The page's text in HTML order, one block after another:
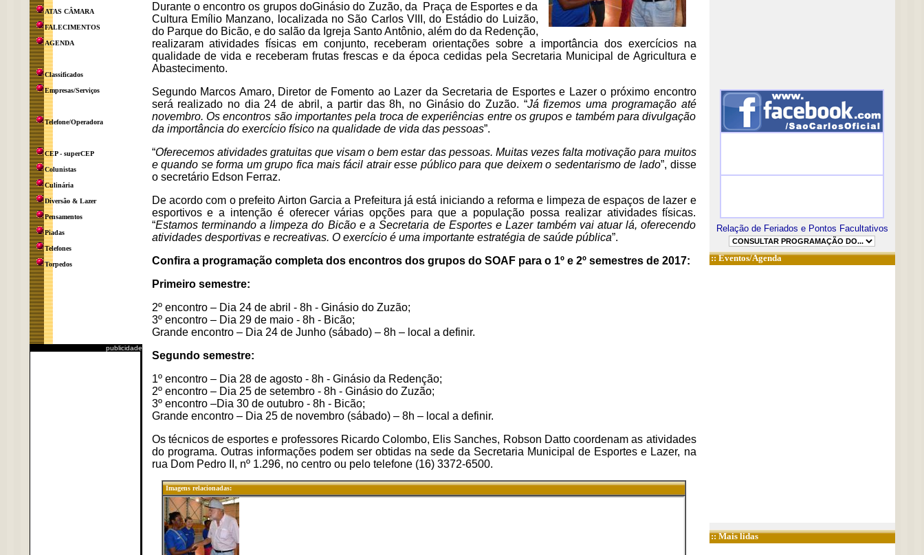
ATAS CÂMARA
FALECIMENTOS
AGENDA
Classificados
Empresas/Serviços
Telefone/Operadora
CEP - superCEP
Colunistas
Culinária
Diversão & Lazer
Pensamentos
Piadas
Telefones
Torpedos
publicidade
Durante o encontro os grupos doGinásio do Zuzão, da Praça de Esportes e da
Cultura Emílio Manzano, localizada no São Carlos VIII, do Estádio do Luizão,
do Parque do Bicão, e do salão da Igreja Santo Antônio, além do da Redenção,
realizaram atividades físicas em conjunto, receberam orientações sobre a importância dos exercícios na
qualidade de vida e receberam frutas frescas e da época cedidas pela Secretaria Municipal de Agricultura e
Abastecimento.
Segundo Marcos Amaro, Diretor de Fomento ao Lazer da Secretaria de Esportes e Lazer o próximo encontro
será realizado no dia 24 de abril, a partir das 8h, no Ginásio do Zuzão. “Já fizemos uma programação até
novembro. Os encontros são importantes pela troca de experiências entre os grupos e também para divulgação
da importância do exercício físico na qualidade de vida das pessoas”.
“Oferecemos atividades gratuitas que visam o bem estar das pessoas. Muitas vezes falta motivação para muitos
e quando se forma um grupo fica mais fácil atrair esse público para que deixem o sedentarismo de lado”, disse
o secretário Edson Ferraz.
De acordo com o prefeito Airton Garcia a Prefeitura já está iniciando a reforma e limpeza de espaços de lazer e
esportivos e a intenção é oferecer várias opções para que a população possa realizar atividades físicas.
“Estamos terminando a limpeza do Bicão e a Secretaria de Esportes e Lazer também vai atuar lá, oferecendo
atividades desportivas e recreativas. O exercício é uma importante estratégia de saúde pública”.
Confira a programação completa dos encontros dos grupos do SOAF para o 1º e 2º semestres de 2017:
Primeiro semestre:
2º encontro – Dia 24 de abril - 8h - Ginásio do Zuzão;
3º encontro – Dia 29 de maio - 8h - Bicão;
Grande encontro – Dia 24 de Junho (sábado) – 8h – local a definir.
Segundo semestre:
1º encontro – Dia 28 de agosto - 8h - Ginásio da Redenção;
2º encontro – Dia 25 de setembro - 8h - Ginásio do Zuzão;
3º encontro –Dia 30 de outubro - 8h - Bicão;
Grande encontro – Dia 25 de novembro (sábado) – 8h – local a definir.
Os técnicos de esportes e professores Ricardo Colombo, Elis Sanches, Robson Datto coordenam as atividades
do programa. Outras informações podem ser obtidas na sede da Secretaria Municipal de Esportes e Lazer, na
rua Dom Pedro II, nº 1.296, no centro ou pelo telefone (16) 3372-6500.
Imagens relacionadas:
Relação de Feriados e Pontos Facultativos
::Eventos/Agenda
:: Mais lidas